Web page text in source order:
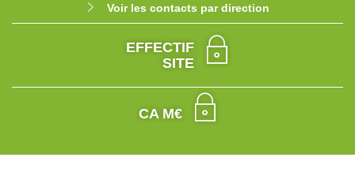
Voir les contacts par direction
EFFECTIF
SITE
CA M€